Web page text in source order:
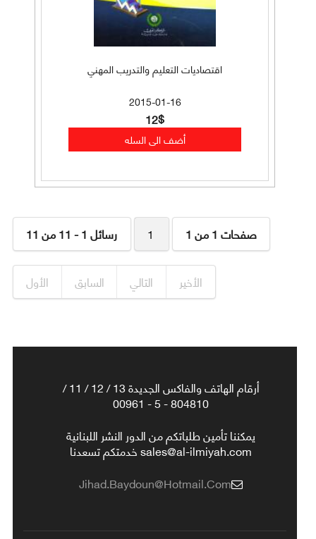
اقتصاديات التعليم والتدريب المهني
2015-01-16
12$
رسائل 1 - 11 من 11 1 صفحات 1 من 1
الأول السابق التالي الأخير
أرقام الهاتف والفاكس الجديدة 13 / 12 / 11 /
804810 - 5 - 00961
يمكننا تأمين طلباتكم من الدور النشر اللبنانية
sales@al-ilmiyah.com خدمتكم تسعدنا
Jihad.baydoun@hotmail.com